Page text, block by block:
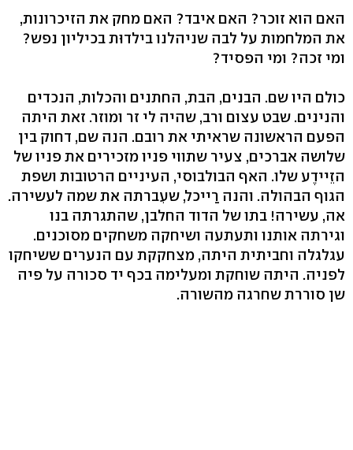
האם הוא זוכר? האם איבד? האם מחק את הזיכרונות,
את המלחמות על לבה שניהלנו בילדוּת בכיליון נפש?
ומי זכה? ומי הפסיד?
כולם היו שם. הבנים, הבת, החתנים והכלות, הנכדים
והנינים. שבט עצום ורב, שהיה לי זר ומוזר. זאת היתה
הפעם הראשונה שראיתי את רובם. הנה שם, דחוק בין
שלושה אברכים, צעיר שתווי פניו מזכירים את פניו של
הזֵיידֶע שלו. האף הבולבוסי, העיניים הרטובות ושפת
הגוף הבהולה. והנה רַייכל, שעִברתה את שמה לעשירה.
אה, עשירה! בתו של הדוד החלבן, שהתגרתה בנו
וגירתה אותנו ותעתעה ושיחקה משחקים מסוכנים.
עגלגלה וחביתית היתה, מצחקקת עם הנערים ששיחקו
לפניה. היתה שוחקת ומעלימה בכף יד סכורה על פיה
שן סוררת שחרגה מהשורה.